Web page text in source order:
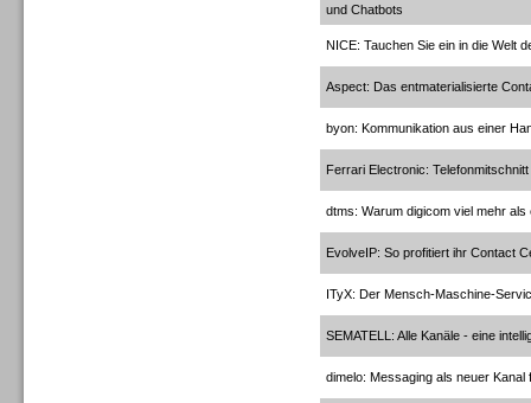
und Chatbots
NICE: Tauchen Sie ein in die Welt
Aspect: Das entmaterialisierte
byon: Kommunikation aus einer
Ferrari Electronic:
dtms: Warum digicom viel mehr als
EvolveIP: So profitiert ihr Contact
ITyX: Der Mensch-Maschine-
SEMATELL: Alle Kanäle - eine
dimelo: Messaging als neuer